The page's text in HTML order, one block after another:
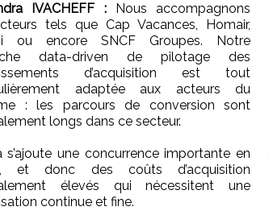
IVACHEFF :Nous accompagnons
tels que Cap Vacances, Homair,
ou encore SNCF Groupes. Notre
data-driven de pilotage des
d’acquisition est tout
adaptée aux acteurs du
: les parcours de conversion sont
longs dans ce secteur.
s’ajoute une concurrence importante en
et donc des coûts d’acquisition
élevés qui nécessitent une
continue et fine.